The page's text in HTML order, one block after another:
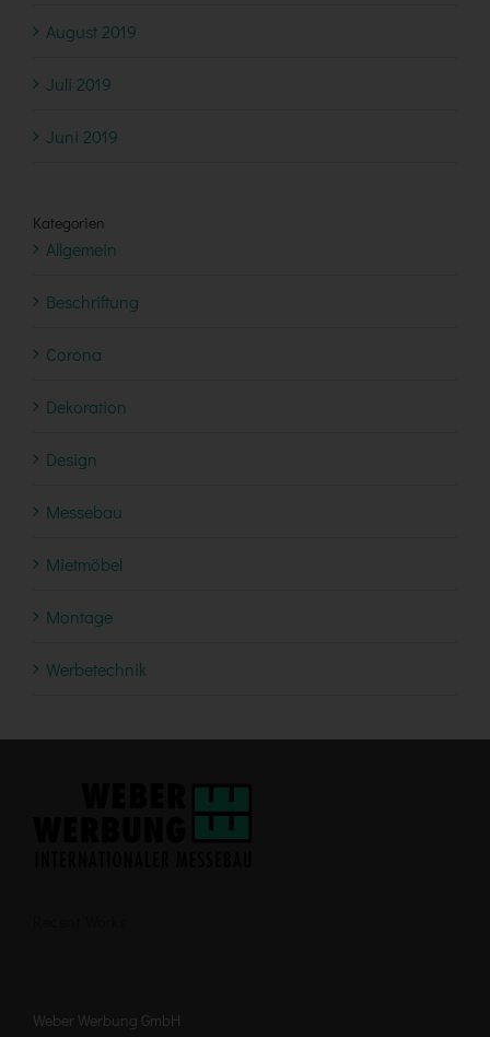
August 2019
Juli 2019
Juni 2019
Kategorien
Allgemein
Beschriftung
Corona
Dekoration
Design
Messebau
Mietmöbel
Montage
Werbetechnik
Weber Werbung GmbH